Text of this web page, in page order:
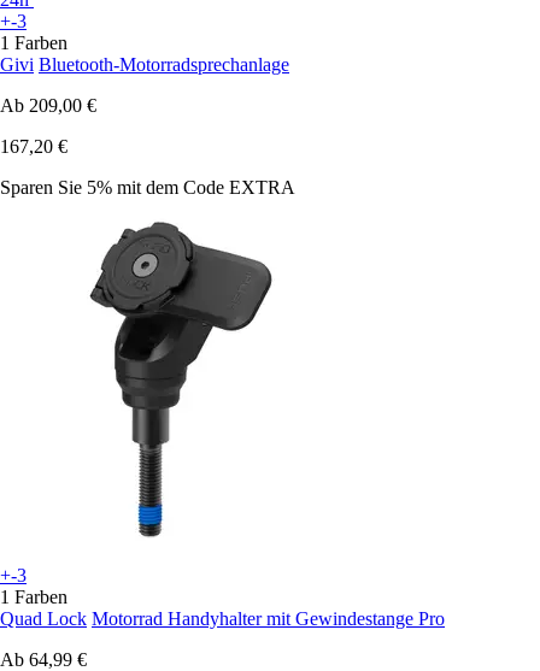
+-3
1 Farben
Givi Bluetooth-Motorradsprechanlage
Ab 209,00 €
167,20 €
Sparen Sie 5% mit dem Code EXTRA
+-3
1 Farben
Quad Lock Motorrad Handyhalter mit Gewindestange Pro
Ab 64,99 €